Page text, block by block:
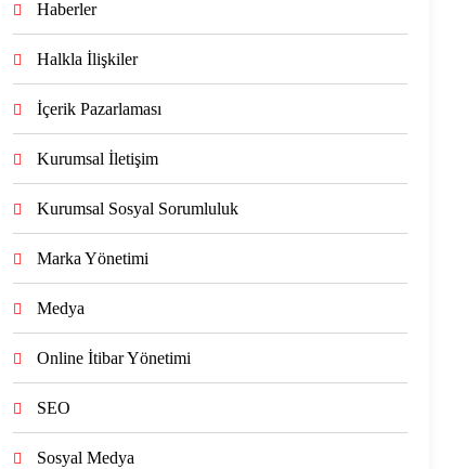
Haberler
Halkla İlişkiler
İçerik Pazarlaması
Kurumsal İletişim
Kurumsal Sosyal Sorumluluk
Marka Yönetimi
Medya
Online İtibar Yönetimi
SEO
Sosyal Medya